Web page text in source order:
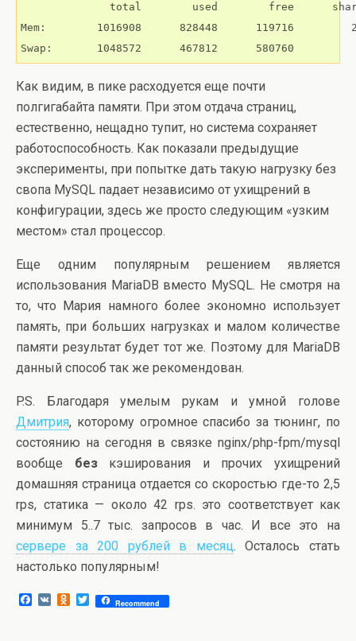
total        used        free
Mem:        1016908      828448      119716
Как видим, в пике расходуется еще почти
полгигабайта памяти. При этом отдача страниц,
естественно, нещадно тупит, но система сохраняет
работоспособность. Как показали предыдущие
эксперименты, при попытке дать такую нагрузку без
свопа MySQL падает независимо от ухищрений в
конфигурации, здесь же просто следующим «узким
местом» стал процессор.
Еще одним популярным решением является
использования MariaDB вместо MySQL. Не смотря на
то, что Мария намного более экономно использует
память, при больших нагрузках и малом количестве
памяти результат будет тот же. Поэтому для MariaDB
данный способ так же рекомендован.
P.S. Благодаря умелым рукам и умной голове
Дмитрия, которому огромное спасибо за тюнинг, по
состоянию на сегодня в связке nginx/php-fpm/mysql
вообще безкэширования и прочих ухищрений
домашняя страница отдается со скоростью где-то 2,5
rps, статика — около 42 rps. это соответствует как
минимум 5..7 тыс. запросов в час. И все это на
сервере за 200 рублей в месяц. Осталось стать
настолько популярным!
V
O
T
w
Recommend